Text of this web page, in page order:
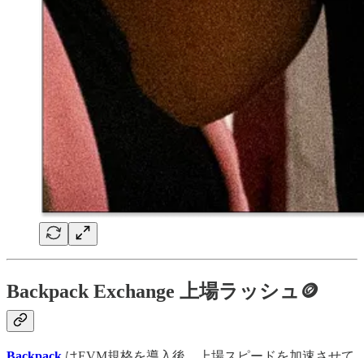
Backpack Exchange 上場ラッシュ🪙